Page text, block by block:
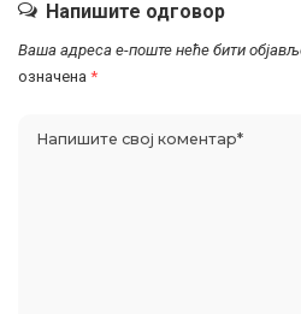
Напишите одговор
Ваша адреса е-поште неће бити
означена *